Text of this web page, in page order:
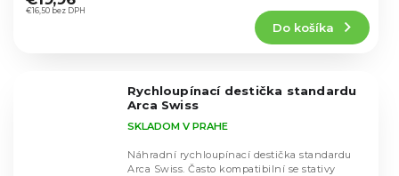
produktu
€16,50 bez DPH
Do košíka
Rychloupínací destička standardu
Arca Swiss
SKLADOM V PRAHE
Náhradní rychloupínací destička standardu
Arca Swiss. Často kompatibilní se stativy